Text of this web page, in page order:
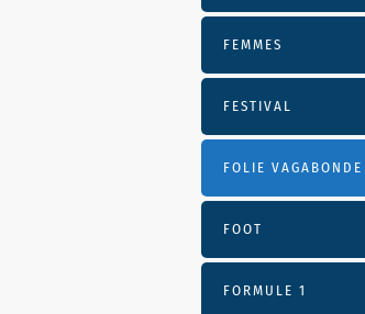
FEMMES
FESTIVAL
FOLIE VAGABONDE
FOOT
FORMULE 1